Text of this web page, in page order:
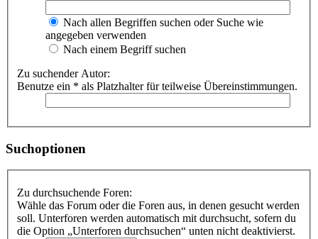
Nach allen Begriffen suchen oder Suche wie
angegeben verwenden
Nach einem Begriff suchen
Zu suchender Autor:
Benutze ein * als Platzhalter für teilweise Übereinstimmungen.
Suchoptionen
Zu durchsuchende Foren:
Wähle das Forum oder die Foren aus, in denen gesucht werden
soll. Unterforen werden automatisch mit durchsucht, sofern du
die Option „Unterforen durchsuchen“ unten nicht deaktivierst.